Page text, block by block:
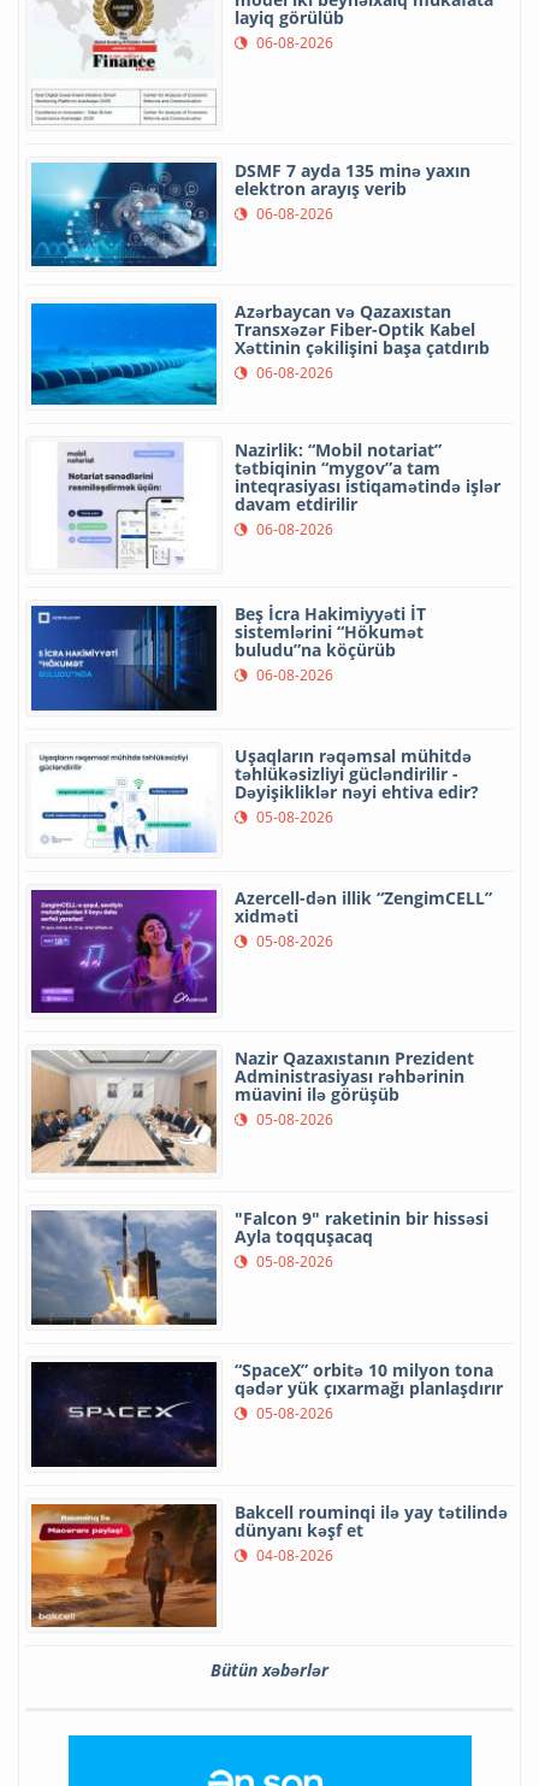
layiq görülüb
06-08-2026
DSMF 7 ayda 135 minə yaxın
elektron arayış verib
06-08-2026
Azərbaycan və Qazaxıstan
Transxəzər Fiber-Optik Kabel
Xəttinin çəkilişini başa çatdırıb
06-08-2026
Nazirlik: “Mobil notariat”
tətbiqinin “mygov”a tam
inteqrasiyası istiqamətində işlər
davam etdirilir
06-08-2026
Beş İcra Hakimiyyəti İT
sistemlərini “Hökumət
buludu”na köçürüb
06-08-2026
Uşaqların rəqəmsal mühitdə
təhlükəsizliyi gücləndirilir -
Dəyişikliklər nəyi ehtiva edir?
05-08-2026
Azercell-dən illik “ZengimCELL”
xidməti
05-08-2026
Nazir Qazaxıstanın Prezident
Administrasiyası rəhbərinin
müavini ilə görüşüb
05-08-2026
"Falcon 9" raketinin bir hissəsi
Ayla toqquşacaq
05-08-2026
“SpaceX” orbitə 10 milyon tona
qədər yük çıxarmağı planlaşdırır
05-08-2026
Bakcell rouminqi ilə yay tətilində
dünyanı kəşf et
04-08-2026
Bütün xəbərlər